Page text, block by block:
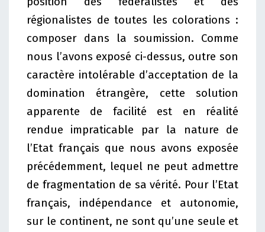
régionalistes de toutes les colorations :
composer dans la soumission. Comme
nous l’avons exposé ci-dessus, outre son
caractère intolérable d’acceptation de la
domination étrangère, cette solution
apparente de facilité est en réalité
rendue impraticable par la nature de
l’Etat français que nous avons exposée
précédemment, lequel ne peut admettre
de fragmentation de sa vérité. Pour l’Etat
français, indépendance et autonomie,
sur le continent, ne sont qu’une seule et